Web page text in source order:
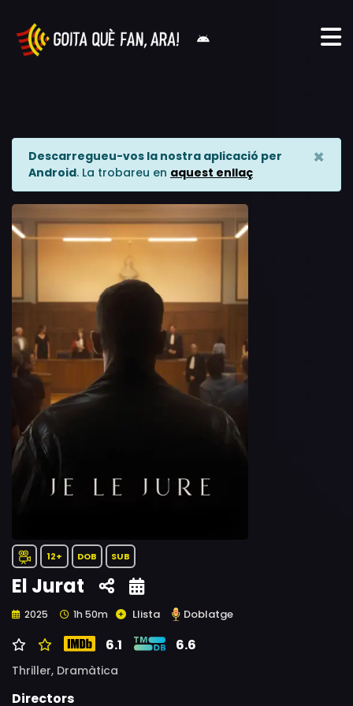
Descarregueu-vos la nostra aplicació per
Android. La trobareu en aquest enllaç
×
12+ DOB SUB
El Jurat
2025 1h 50m Llista Doblatge
6.1 6.6
Thriller, Dramàtica
Directors